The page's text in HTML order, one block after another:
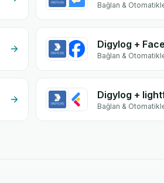
Bağlan &
Digylog +
Bağlan &
Digylog +
Bağlan &